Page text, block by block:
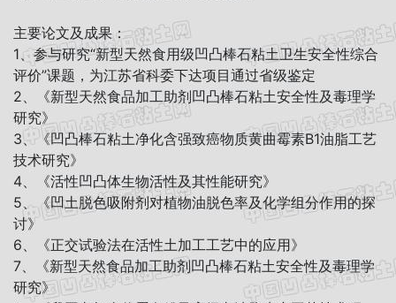
主要论文及成果：
1、参与研究“新型天然食用级凹凸棒石粘土卫生安全性综合
评价”课题，为江苏省科委下达项目通过省级鉴定
2、《新型天然食品加工助剂凹凸棒石粘土安全性及毒理学
研究》
3、《凹凸棒石粘土净化含强致癌物质黄曲霉素B1油脂工艺
技术研究》
4、《活性凹凸体生物活性及其性能研究》
5、《凹土脱色吸附剂对植物油脱色率及化学组分作用的探
讨》
6、《正交试验法在活性土加工工艺中的应用》
7、《新型天然食品加工助剂凹凸棒石粘土安全性及毒理学
研究》